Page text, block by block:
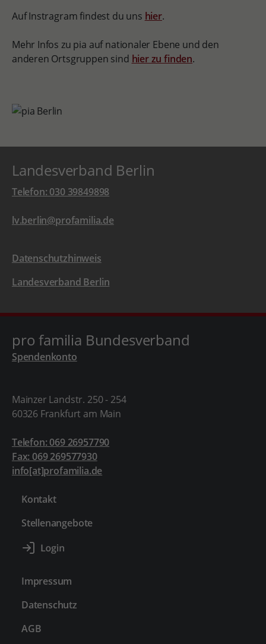
Auf Instragram findest du uns hier.
Mehr Infos zu pia auf nationaler Ebene und den
anderen Ortsgruppen sind hier zu finden.
Landesverband Berlin
Telefon: 030 39849898
lv.berlin@profamilia.de
Datenschutzhinweis
Landesverband Berlin
pro familia Bundesverband
Spendenkonto
Mainzer Landstr. 250 - 254
60326 Frankfurt am Main
Telefon: 069 26957790
Fax: 069 269577930
info[at]profamilia.de
Kontakt
Stellenangebote
Impressum
Datenschutz
AGB